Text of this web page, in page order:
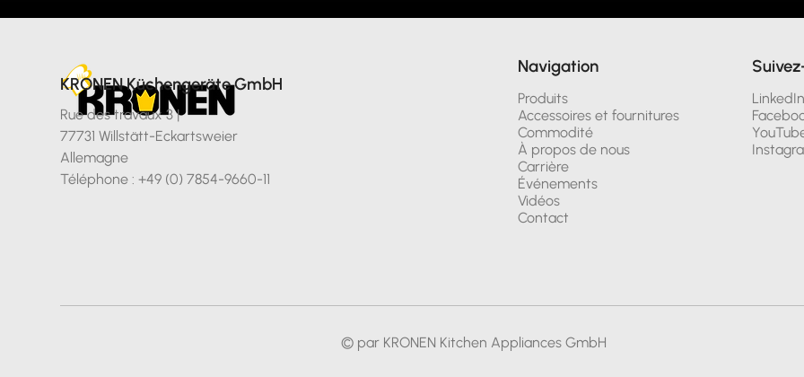
© par KRONEN Kitchen Appliances GmbH
KRONEN Küchengeräte GmbH
Rue des travaux 3 |
77731 Willstätt-Eckartsweier
Allemagne
Téléphone : +49 (0) 7854-9660-11
Navigation
Produits
Accessoires et fournitures
Commodité
À propos de nous
Carrière
Événements
Vidéos
Contact